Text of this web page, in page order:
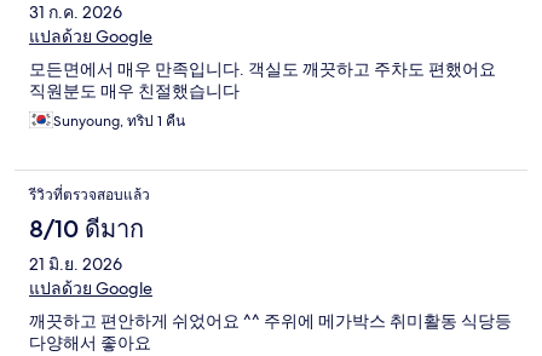
31 ก.ค. 2026
แปลด้วย Google
모든면에서 매우 만족입니다. 객실도 깨끗하고 주차도 편했어요
직원분도 매우 친절했습니다
Sunyoung, ทริป 1 คืน
รีวิวที่ตรวจสอบแล้ว
8/10 ดีมาก
21 มิ.ย. 2026
แปลด้วย Google
깨끗하고 편안하게 쉬었어요 ^^ 주위에 메가박스 취미활동 식당등
다양해서 좋아요